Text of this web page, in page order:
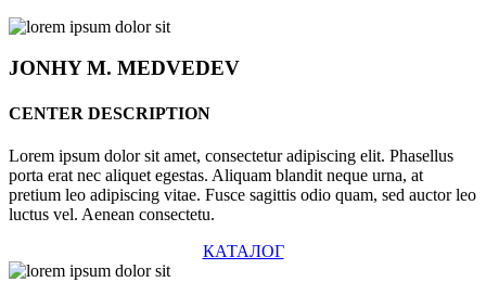
JONHYM. MEDVEDEV
CENTER DESCRIPTION
Lorem ipsum dolor sit amet, consectetur adipiscing elit. Phasellus
porta erat nec aliquet egestas. Aliquam blandit neque urna, at
pretium leo adipiscing vitae. Fusce sagittis odio quam, sed auctor leo
luctus vel. Aenean consectetu.
КАТАЛОГ